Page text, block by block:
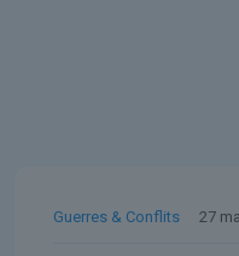
Guerres & Conflits 27